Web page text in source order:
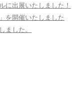
に出展いたしました！
を開催いたしました
した。